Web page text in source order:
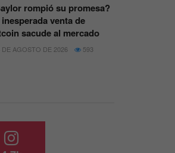
rompió su promesa?
inesperada venta de
sacude al mercado
AGOSTO DE 2026 593